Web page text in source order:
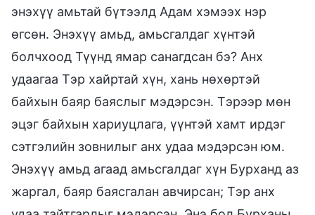
энэхүү амьтай бүтээлд Адам хэмээх нэр
өгсөн. Энэхүү амьд, амьсгалдаг хүнтэй
болчхоод Түүнд ямар санагдсан бэ? Анх
удаагаа Тэр хайртай хүн, хань нөхөртэй
байхын баяр баяслыг мэдэрсэн. Тэрээр мөн
эцэг байхын хариуцлага, үүнтэй хамт ирдэг
сэтгэлийн зовнилыг анх удаа мэдэрсэн юм.
Энэхүү амьд агаад амьсгалдаг хүн Бурханд аз
жаргал, баяр баясгалан авчирсан; Тэр анх